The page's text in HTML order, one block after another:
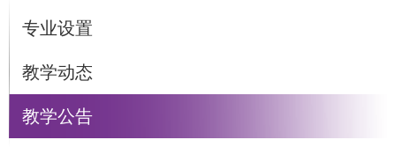
专业设置
教学动态
教学公告